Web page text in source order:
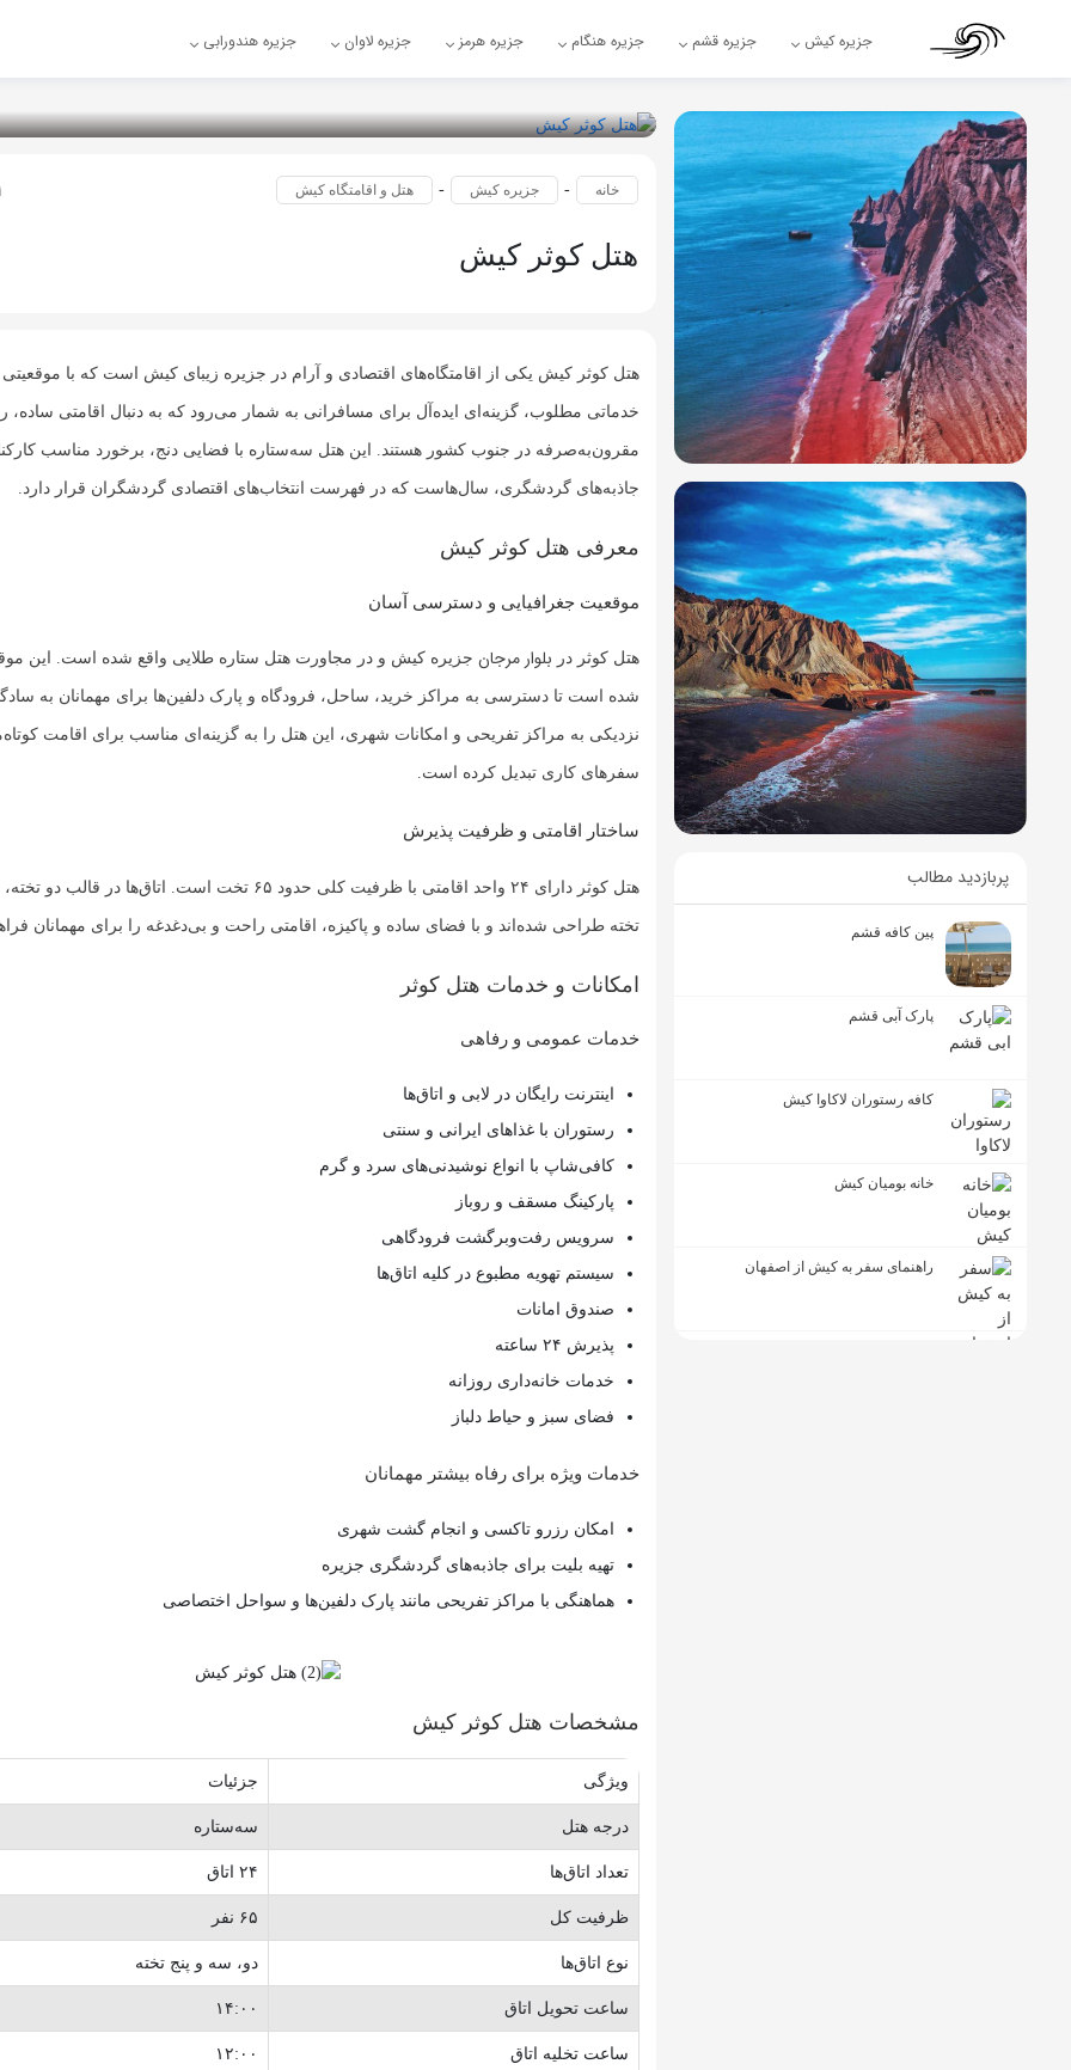
جزیره کیش جزیره قشم جزیره هنگام جزیره هرمز جزیره لاوان جزیره هندورابی
پربازدید مطالب
پین کافه قشم
پارک آبی قشم
کافه رستوران لاکاوا کیش
خانه بومیان کیش
راهنمای سفر به کیش از اصفهان
1 سال پیش خانه - جزیره کیش - هتل و اقامتگاه کیش
هتل کوثر کیش
هتل کوثر کیش یکی از اقامتگاه‌های اقتصادی و آرام در جزیره زیبای کیش است که با
خدماتی مطلوب، گزینه‌ای ایده‌آل برای مسافرانی به شمار می‌رود که به دنبال اقامتی ساده،
مقرون‌به‌صرفه در جنوب کشور هستند. این هتل سه‌ستاره با فضایی دنج، برخورد مناسب
جاذبه‌های گردشگری، سال‌هاست که در فهرست انتخاب‌های اقتصادی گردشگران قرار دارد.
معرفی هتل کوثر کیش
موقعیت جغرافیایی و دسترسی آسان
هتل کوثر در بلوار مرجان جزیره کیش و در مجاورت هتل ستاره طلایی واقع شده است. این
شده است تا دسترسی به مراکز خرید، ساحل، فرودگاه و پارک دلفین‌ها برای مهمانان به
نزدیکی به مراکز تفریحی و امکانات شهری، این هتل را به گزینه‌ای مناسب برای اقامت
سفرهای کاری تبدیل کرده است.
ساختار اقامتی و ظرفیت پذیرش
هتل کوثر دارای ۲۴ واحد اقامتی با ظرفیت کلی حدود ۶۵ تخت است. اتاق‌ها
تخته طراحی شده‌اند و با فضای ساده و پاکیزه، اقامتی راحت و بی‌دغدغه را برای مهمانان
امکانات و خدمات هتل کوثر
خدمات عمومی و رفاهی
اینترنت رایگان در لابی و اتاق‌ها
رستوران با غذاهای ایرانی و سنتی
کافی‌شاپ با انواع نوشیدنی‌های سرد و گرم
پارکینگ مسقف و روباز
سرویس رفت‌و‌برگشت فرودگاهی
سیستم تهویه مطبوع در کلیه اتاق‌ها
صندوق امانات
پذیرش ۲۴ ساعته
خدمات خانه‌داری روزانه
فضای سبز و حیاط دلباز
خدمات ویژه برای رفاه بیشتر مهمانان
امکان رزرو تاکسی و انجام گشت شهری
تهیه بلیت برای جاذبه‌های گردشگری جزیره
هماهنگی با مراکز تفریحی مانند پارک دلفین‌ها و سواحل اختصاصی
مشخصات هتل کوثر کیش
ویژگی جزئیات
درجه هتل سه‌ستاره
تعداد اتاق‌ها ۲۴ اتاق
ظرفیت کل ۶۵ نفر
نوع اتاق‌ها دو، سه و پنج تخته
ساعت تحویل اتاق ۱۴:۰۰
ساعت تخلیه اتاق ۱۲:۰۰